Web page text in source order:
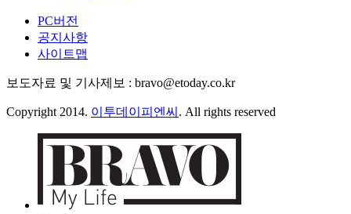
PC버전
공지사항
사이트맵
보도자료 및 기사제보 : bravo@etoday.co.kr
Copyright 2014. 이투데이피엔씨 . All rights reserved